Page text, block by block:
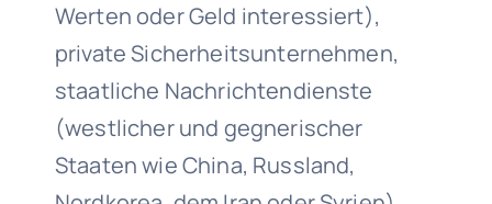
Werten oder Geld interessiert),
private Sicherheitsunternehmen,
staatliche Nachrichtendienste
(westlicher und gegnerischer
Staaten wie China, Russland,